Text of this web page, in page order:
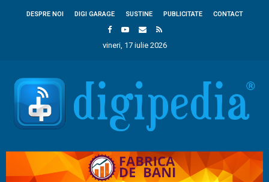
DESPRE NOI DIGI GARAGE SUSTINE PUBLICITATE CONTACT
vineri, 17 iulie 2026